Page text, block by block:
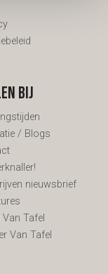
bij
/ Blogs
nieuwsbrief
Tafel
Van Tafel